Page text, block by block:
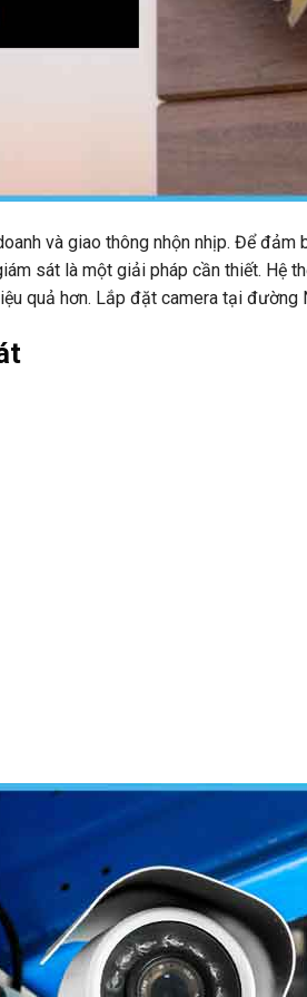
và giao thông nhộn nhịp. Để đảm
sát là một giải pháp cần thiết. Hệ
quả hơn. Lắp đặt camera tại đường